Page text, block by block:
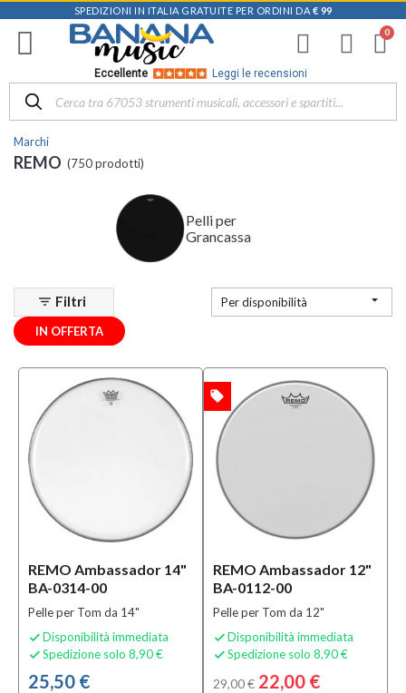
SPEDIZIONI IN ITALIA GRATUITE PER ORDINI DA € 99
Eccellente Leggi le recensioni
Marchi
REMO (750 prodotti)
Filtra
i
risultati
Disponibile
in
Negozio
Vicentina
(169)
Mezzanota
del Grappa
Mezzanota
| Valdagno
(39)
Categoria
Accessori
Batterie e
Percussioni
(43)
per
Batterie e
Percussioni
Pelli per
Grancassa
IN OFFERTA
filter_list Filtri Per disponibilità 
REMO Ambassador 14"
BA-0314-00
Pelle per Tom da 14"
 Disponibilità immediata
 Spedizione solo 8,90 €
25,50 €
REMO Ambassador 12"
BA-0112-00
Pelle per Tom da 12"
 Disponibilità immediata
 Spedizione solo 8,90 €
29,00 € 22,00 €
OFFERTA local_offer